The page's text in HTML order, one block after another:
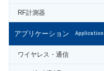
RF計測器
アプリケーション Application
ワイヤレス・通信